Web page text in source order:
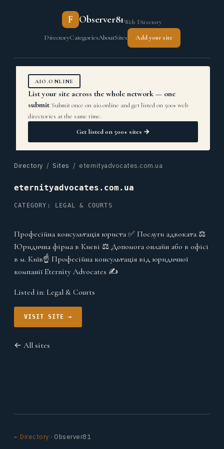
F Observer81Web Directory
DirectoryCategoriesAboutSites Add your site
AIO.ONLINE
List your site across the whole network — one
submit Submit once on aio.online and get listed on 500+ web
directories at the same time.
Get listed on 500+ sites →
Directory / Sites / eternityadvocates.com.ua
eternityadvocates.com.ua
CATEGORY: LEGAL & COURTS
Професійна консультація юриста ✅ Послуги адвоката ⚖️
Юридична фірма в Києві ⚖️ Допомога онлайн або в офісі
в м. Київ☝ Професійна консультація від юридичної
компанії Eternity Advocates ✍
Listed in: Legal & Courts
VISIT SITE →
← All sites
← Directory · Observer81